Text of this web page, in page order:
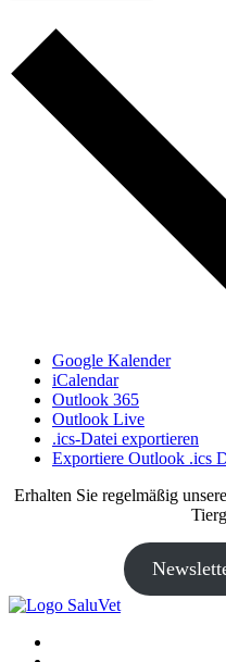
Google Kalender
iCalendar
Outlook 365
Outlook Live
.ics-Datei exportieren
Exportiere Outlook .ics
Erhalten Sie regelmäßig